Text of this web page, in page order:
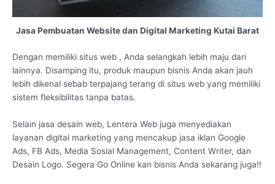
Jasa Pembuatan Website dan Digital Marketing Kutai Barat
Dengan memiliki situs web , Anda selangkah lebih maju dari
lainnya. Disamping itu, produk maupun bisnis Anda akan jauh
lebih dikenal sebab terpajang terang di situs web yang memiliki
sistem fleksibilitas tanpa batas.
Selain jasa desain web, Lentera Web juga menyediakan
layanan digital marketing yang mencakup jasa iklan Google
Ads, FB Ads, Media Sosial Management, Content Writer, dan
Desain Logo. Segera Go Online kan bisnis Anda sekarang juga!!